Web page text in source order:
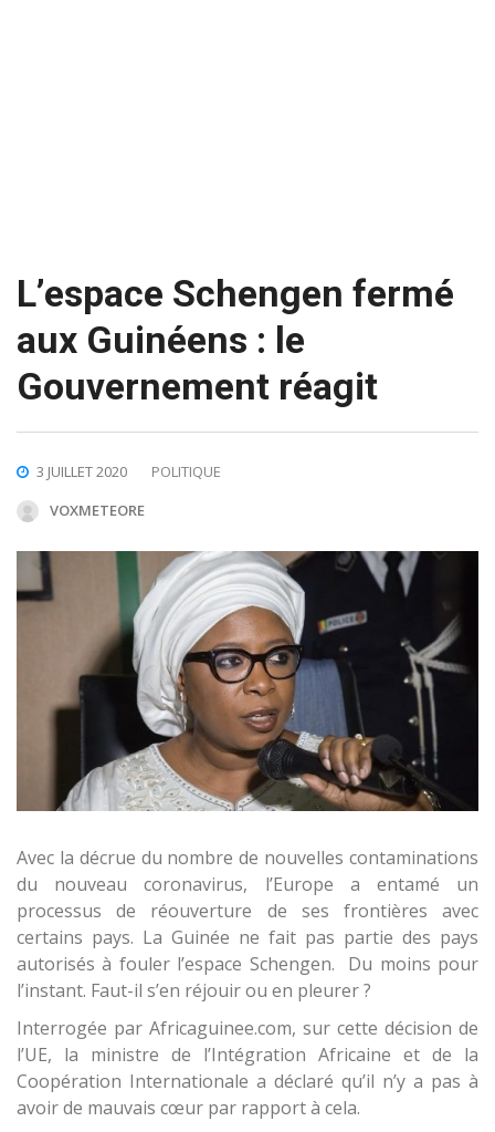
L’espace Schengen fermé
aux Guinéens : le
Gouvernement réagit
3 JUILLET 2020
POLITIQUE
VOXMETEORE
Avec la décrue du nombre de nouvelles contaminations
du nouveau coronavirus, l’Europe a entamé un
processus de réouverture de ses frontières avec
certains pays. La Guinée ne fait pas partie des pays
autorisés à fouler l’espace Schengen. Du moins pour
l’instant. Faut-il s’en réjouir ou en pleurer ?
Interrogée par Africaguinee.com, sur cette décision de
l’UE, la ministre de l’Intégration Africaine et de la
Coopération Internationale a déclaré qu’il n’y a pas à
avoir de mauvais cœur par rapport à cela.